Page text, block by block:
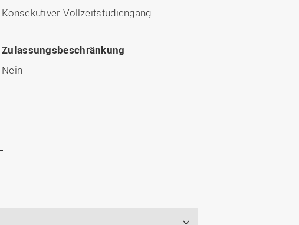
Konsekutiver Vollzeitstudiengang
Zulassungsbeschränkung
Nein